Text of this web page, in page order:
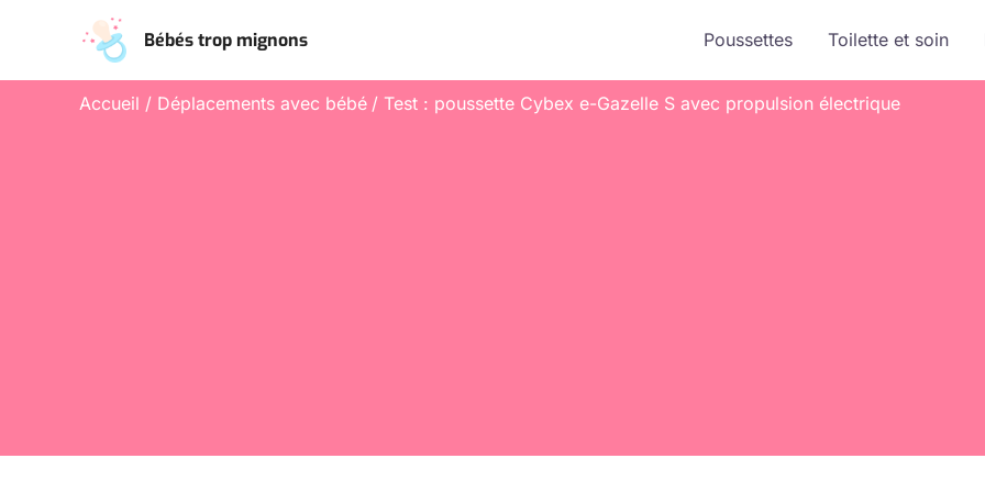
contenu
Bébés trop mignons Poussettes Toilette et soin
Accueil Déplacements avec bébé Test : poussette Cybex e-Gazelle S avec propulsion électrique